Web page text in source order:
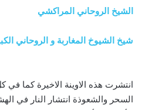
الشيخ الروحاني المراكشي
شيخ الشيوخ المغاربة و الروحاني
انتشرت هذه الاوينة الاخيرة كما
السحر والشعوذة انتشار النار في